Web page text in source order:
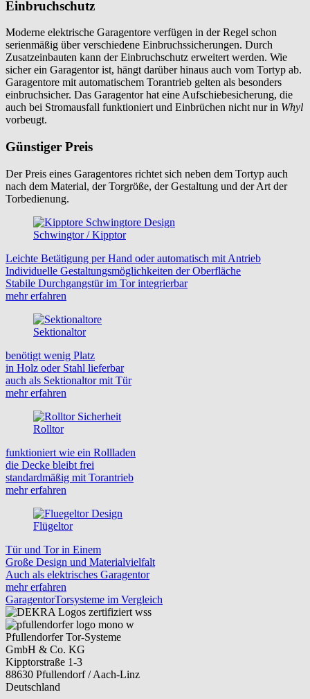
Einbruchschutz
Moderne elektrische Garagentore verfügen in der Regel schon
serienmäßig über verschiedene Einbruchssicherungen. Durch
Zusatzeinbauten kann der Einbruchschutz erweitert werden. Wie
sicher ein Garagentor ist, hängt darüber hinaus auch vom Tortyp ab.
Garagentore mit automatischem Torantrieb gelten als besonders
einbruchsicher. Das Garagentor hat eine Aufschiebesicherung, die
auch bei Stromausfall funktioniert und Einbrüchen nicht nur in Whyl
vorbeugt.
Günstiger Preis
Der Preis eines Garagentores richtet sich neben dem Tortyp auch
nach dem Material, der Torgröße, der Gestaltung und der Art der
Torbedienung.
Schwingtor / Kipptor
Leichte Betätigung per Hand oder automatisch mit Antrieb
Individuelle Gestaltungsmöglichkeiten der Oberfläche
Stabile Durchgangstür im Tor integrierbar
mehr erfahren
Sektionaltor
benötigt wenig Platz
in Holz oder Stahl lieferbar
auch als Sektionaltor mit Tür
mehr erfahren
Rolltor
funktioniert wie ein Rollladen
die Decke bleibt frei
standardmäßig mit Torantrieb
mehr erfahren
Flügeltor
Tür und Tor in Einem
Große Design und Materialvielfalt
Auch als elektrisches Garagentor
mehr erfahren
GaragentorTorsysteme im Vergleich
Pfullendorfer Tor-Systeme
GmbH & Co. KG
Kipptorstraße 1-3
88630 Pfullendorf / Aach-Linz
Deutschland